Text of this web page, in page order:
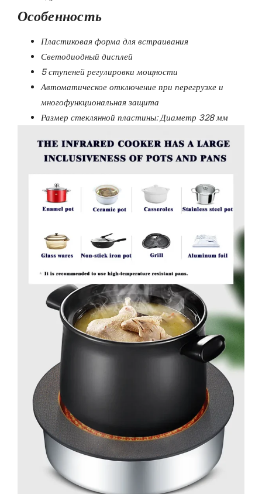
Особенность
Пластиковая форма для встраивания
Светодиодный дисплей
5 ступеней регулировки мощности
Автоматическое отключение при перегрузке и
многофункциональная защита
Размер стеклянной пластины: Диаметр 328 мм